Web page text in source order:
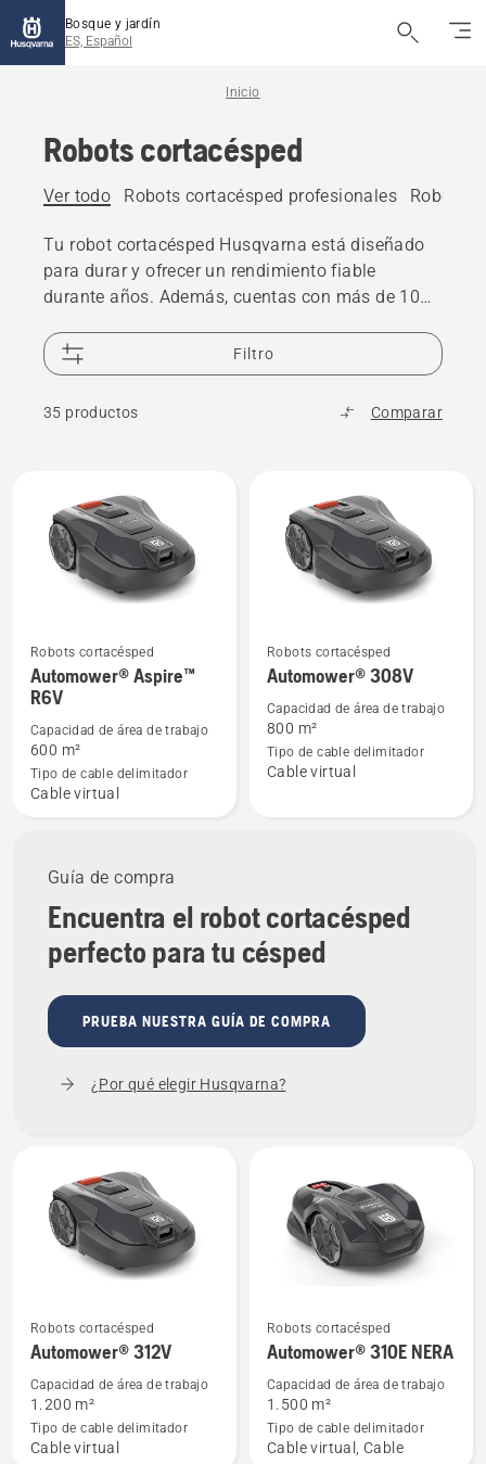
Bosque y jardín
ES, Español
Inicio
Robots cortacésped
Ver todo Robots cortacésped profesionales Robots
Tu robot cortacésped Husqvarna está diseñado
para durar y ofrecer un rendimiento fiable
durante años. Además, cuentas con más de 10
de una red global de 25 000 distribuidores,
siempre listos para ayudarte cuando lo necesites.
Filtro
35 productos Comparar
productos
Guía de compra
Encuentra el robot cortacésped
perfecto para tu césped
PRUEBA NUESTRA GUÍA DE COMPRA
¿Por qué elegir Husqvarna?
Ver
más
detalles
sobre
Automower®
Aspire™
Robots cortacésped
Automower® Aspire™
R6V
Capacidad de área de trabajo
600 m²
Tipo de cable delimitador
Cable virtual
Ver
más
detalles
sobre
Automower®
Robots cortacésped
Automower® 308V
Capacidad de área de trabajo
800 m²
Tipo de cable delimitador
Cable virtual
Ver
más
sobre
Automower®
312V
Robots cortacésped
Automower® 312V
Capacidad de área de trabajo
1.200 m²
Tipo de cable delimitador
Cable virtual
Ver
más
sobre
Automower®
310E
Robots cortacésped
Automower® 310E NERA
Capacidad de área de trabajo
1.500 m²
Tipo de cable delimitador
Cable virtual, Cable